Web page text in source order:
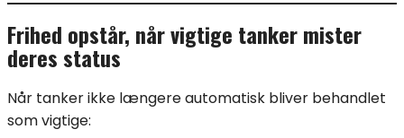
Frihed opstår, når vigtige tanker mister
deres status
Når tanker ikke længere automatisk bliver behandlet
som vigtige: